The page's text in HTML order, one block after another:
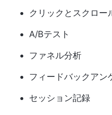
クリックとスクロー
A/Bテスト
ファネル分析
フィードバックアン
セッション記録